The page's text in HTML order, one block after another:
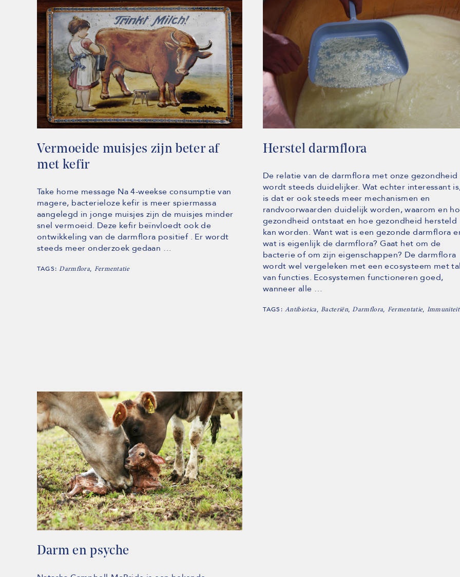
Vermoeide muisjes zijn beter af
met kefir
Take home message Na 4-weekse consumptie van
magere, bacterieloze kefir is meer spiermassa
aangelegd in jonge muisjes zijn de muisjes minder
snel vermoeid. Deze kefir beïnvloedt ook de
ontwikkeling van de darmflora positief . Er wordt
steeds meer onderzoek gedaan …
TAGS:Darmflora, Fermentatie
Herstel darmflora
De relatie van de darmflora met onze gezondheid
wordt steeds duidelijker. Wat echter interessant
is dat er ook steeds meer mechanismen en
randvoorwaarden duidelijk worden, waarom en
gezondheid ontstaat en hoe gezondheid hersteld
kan worden. Want wat is een gezonde darmflora
wat is eigenlijk de darmflora? Gaat het om de
bacterie of om zijn eigenschappen? De darmflora
wordt wel vergeleken met een ecosysteem met
van functies. Ecosystemen functioneren goed,
wanneer alle …
TAGS:Antibiotica,Bacteriën,Darmflora, Fermentatie, Immuniteit
Darm en psyche